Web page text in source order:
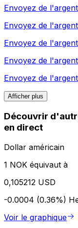
Envoyez de
Envoyez de
Envoyez de
Envoyez de
Envoyez de
Afficher plus
Découvrir
en direct
Dollar américain
1 NOK équivaut à
0,105212 USD
-0.0004 (0.36%)
Voir le graphique